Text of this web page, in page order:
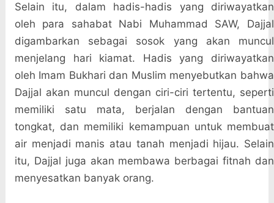
Selain itu, dalam hadis-hadis yang diriwayatkan
oleh para sahabat Nabi Muhammad SAW, Dajjal
digambarkan sebagai sosok yang akan muncul
menjelang hari kiamat. Hadis yang diriwayatkan
oleh Imam Bukhari dan Muslim menyebutkan bahwa
Dajjal akan muncul dengan ciri-ciri tertentu, seperti
memiliki satu mata, berjalan dengan bantuan
tongkat, dan memiliki kemampuan untuk membuat
air menjadi manis atau tanah menjadi hijau. Selain
itu, Dajjal juga akan membawa berbagai fitnah dan
menyesatkan banyak orang.